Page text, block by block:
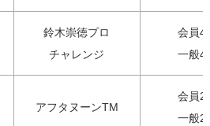
鈴木崇徳プロ
チャレンジ
会員
一般
アフタヌーンTM
会員
一般